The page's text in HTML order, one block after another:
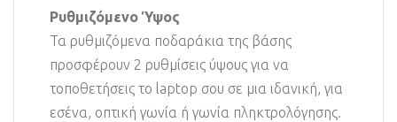
Ρυθμιζόμενο Ύψος
Τα ρυθμιζόμενα ποδαράκια της βάσης
προσφέρουν 2 ρυθμίσεις ύψους για να
τοποθετήσεις το laptop σου σε μια ιδανική, για
εσένα, οπτική γωνία ή γωνία πληκτρολόγησης.